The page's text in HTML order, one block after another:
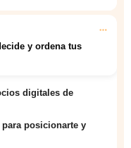
y ordena tus
digitales de
posicionarte y